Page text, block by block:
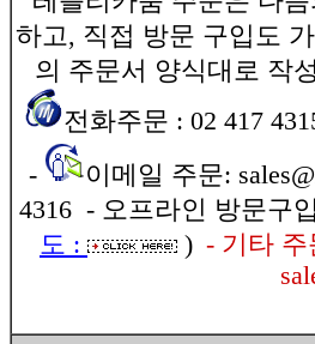
하고, 직접 방문 구입도
의 주문서 양식대로 작
전화주문 : 02 417
-
이메일 주문:
4316 - 오프라인 방문구
도 :
) - 기타 주